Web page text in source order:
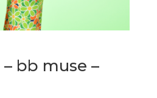
bb muse –